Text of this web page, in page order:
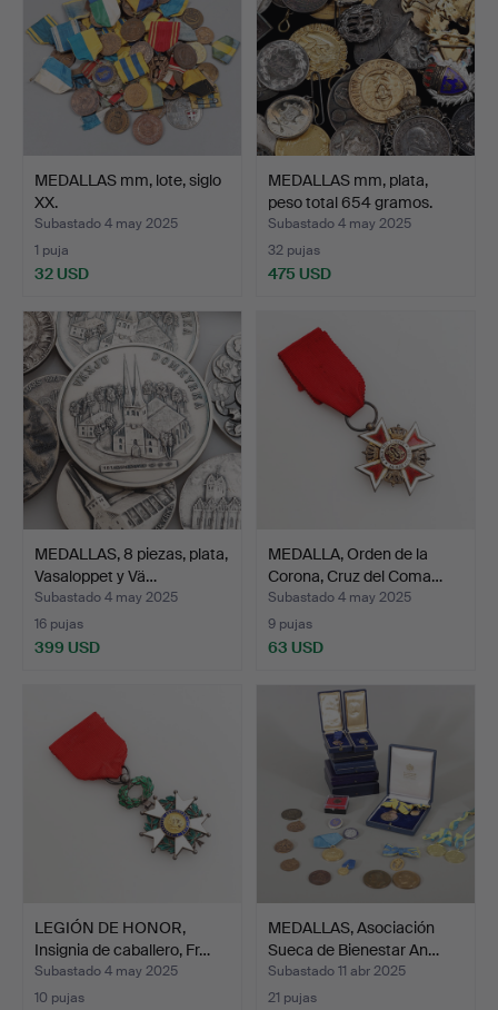
MEDALLAS mm, lote, siglo
XX.
Subastado 4 may 2025
1 puja
32 USD
MEDALLAS mm, plata,
peso total 654 gramos.
Subastado 4 may 2025
32 pujas
475 USD
MEDALLAS, 8 piezas, plata,
Vasaloppet y Vä…
Subastado 4 may 2025
16 pujas
399 USD
MEDALLA, Orden de la
Corona, Cruz del Coma…
Subastado 4 may 2025
9 pujas
63 USD
LEGIÓN DE HONOR,
Insignia de caballero, Fr…
Subastado 4 may 2025
10 pujas
MEDALLAS, Asociación
Sueca de Bienestar An…
Subastado 11 abr 2025
21 pujas